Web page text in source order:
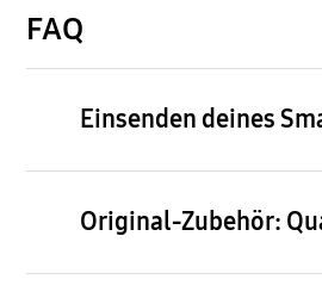
FAQ
Einsenden deines
Original-Zubehör: